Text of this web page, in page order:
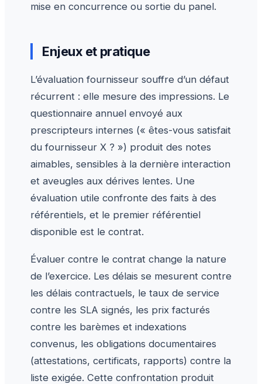
mise en concurrence ou sortie du panel.
Enjeux et pratique
L’évaluation fournisseur souffre d’un défaut
récurrent : elle mesure des impressions. Le
questionnaire annuel envoyé aux
prescripteurs internes (« êtes-vous satisfait
du fournisseur X ? ») produit des notes
aimables, sensibles à la dernière interaction
et aveugles aux dérives lentes. Une
évaluation utile confronte des faits à des
référentiels, et le premier référentiel
disponible est le contrat.
Évaluer contre le contrat change la nature
de l’exercice. Les délais se mesurent contre
les délais contractuels, le taux de service
contre les SLA signés, les prix facturés
contre les barèmes et indexations
convenus, les obligations documentaires
(attestations, certificats, rapports) contre la
liste exigée. Cette confrontation produit